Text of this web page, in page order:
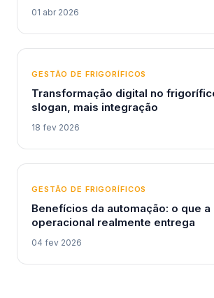
01 abr 2026
GESTÃO DE FRIGORÍFICOS
Transformação digital no
slogan, mais integração
18 fev 2026
GESTÃO DE FRIGORÍFICOS
Benefícios da automação: o que
operacional realmente entrega
04 fev 2026